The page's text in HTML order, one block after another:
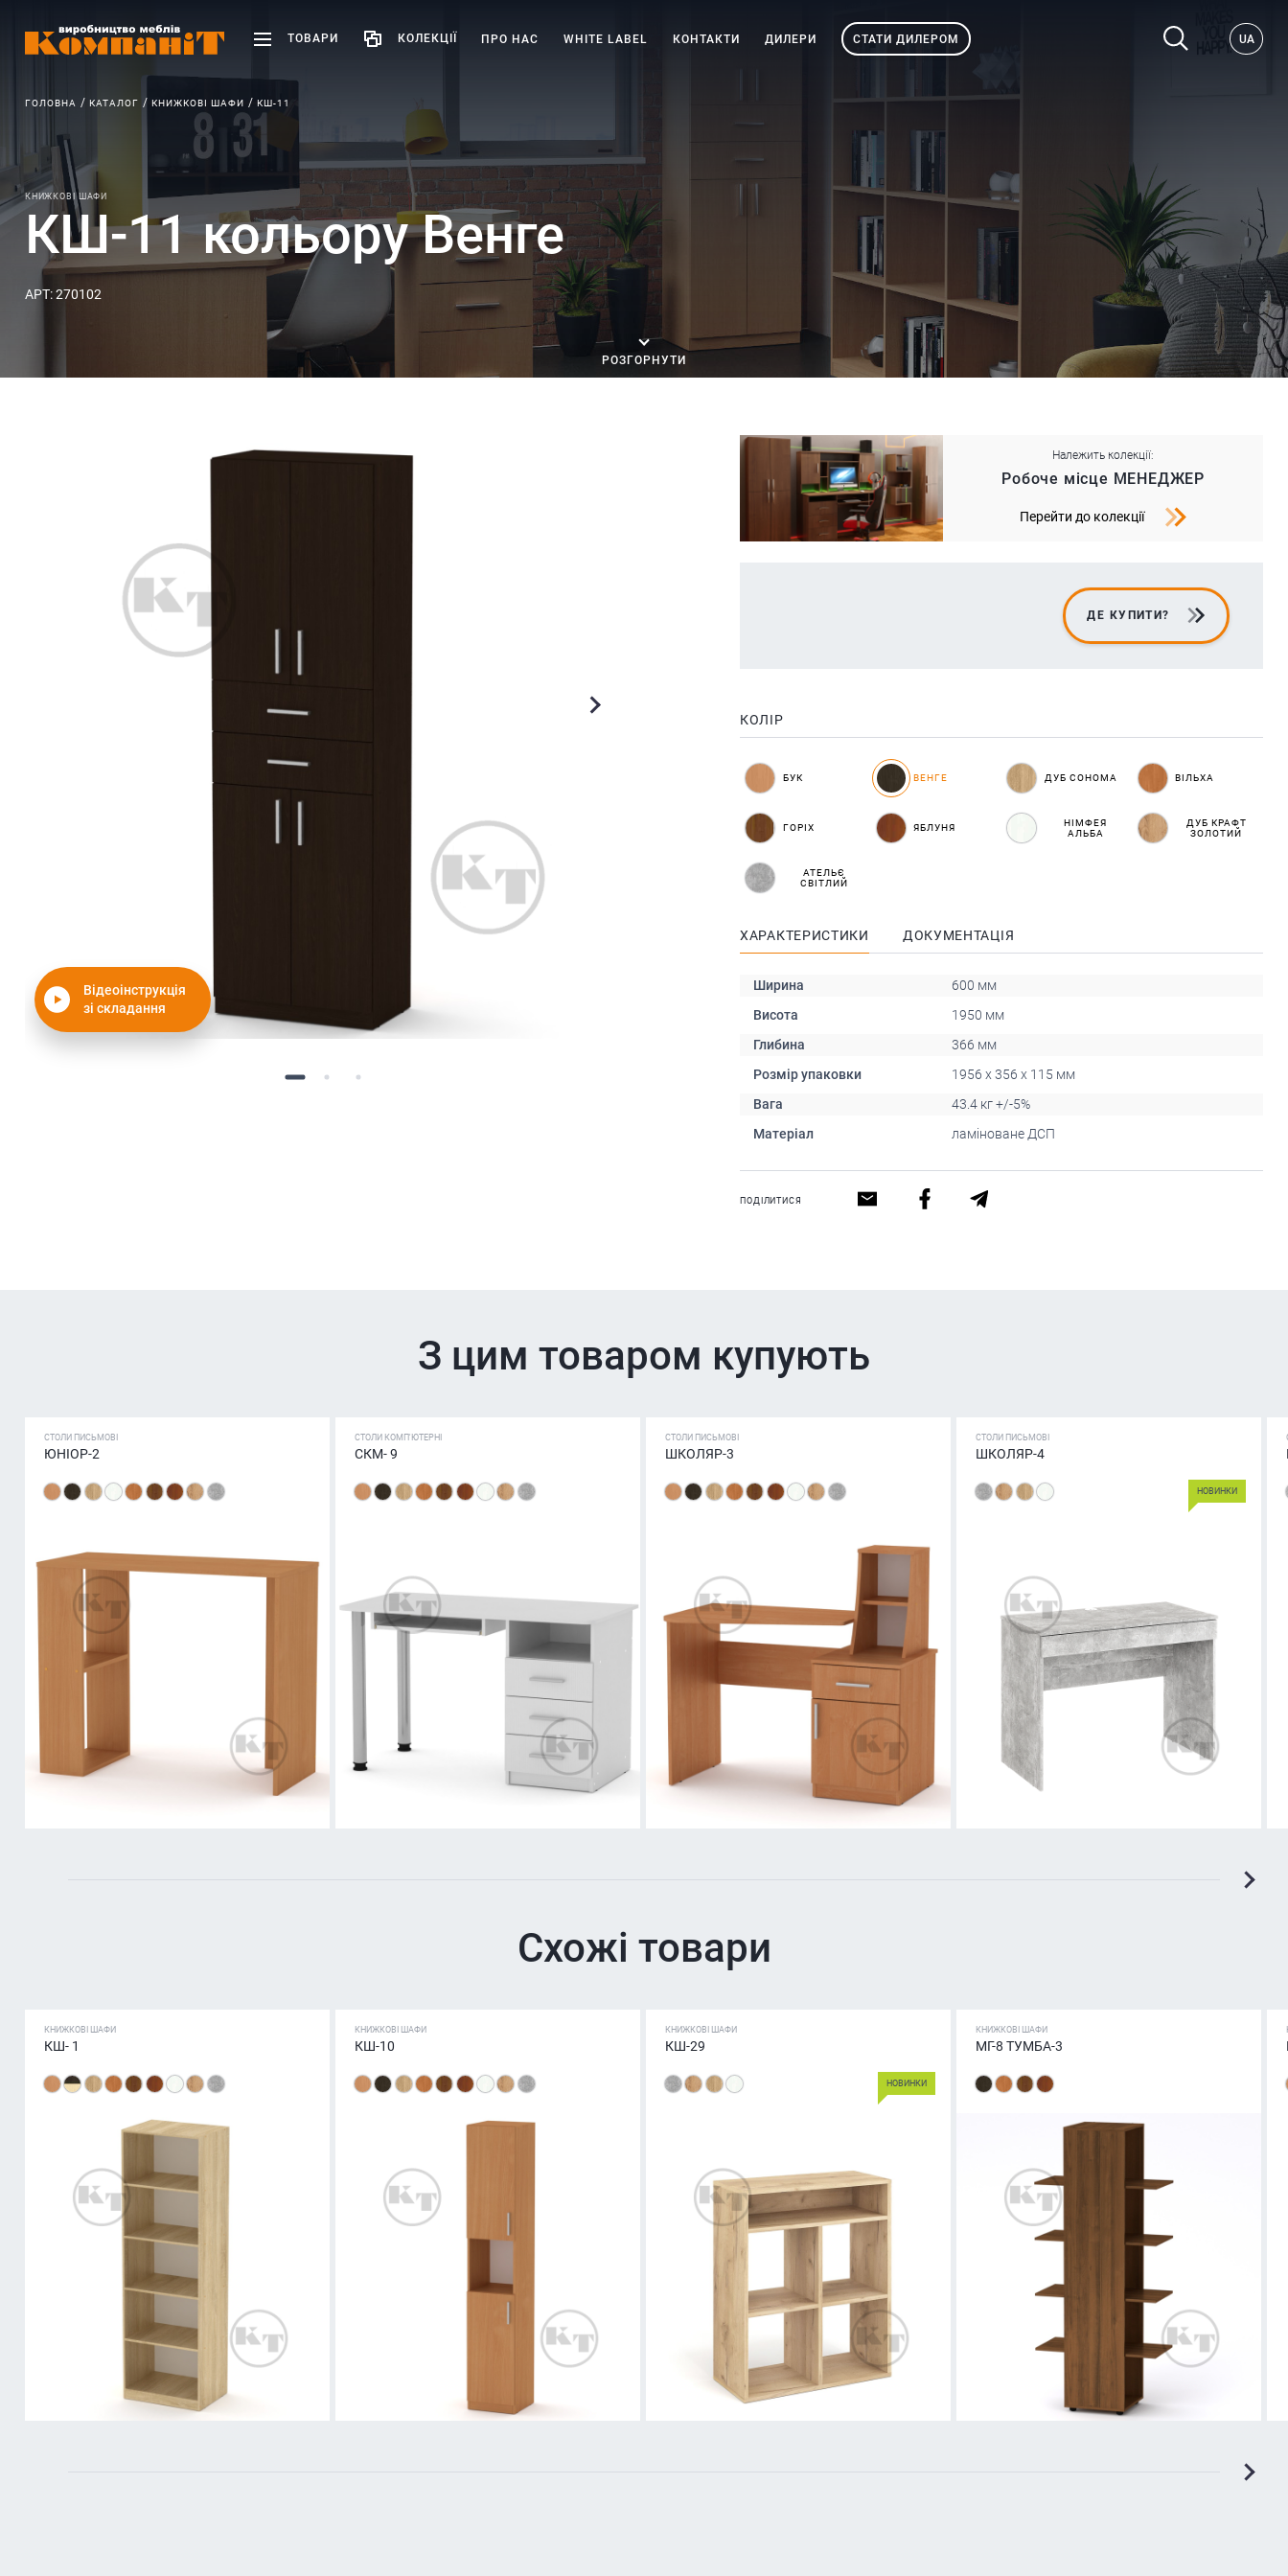
ТОВАРИ КОЛЕКЦІЇ ПРО НАС WHITE LABEL КОНТАКТИ ДИЛЕРИ СТАТИ ДИЛЕРОМ UA
ГОЛОВНА КАТАЛОГ КНИЖКОВІ ШАФИ КШ-11
КНИЖКОВІ ШАФИ
КШ-11 кольору Венге
АРТ: 270102
РОЗГОРНУТИ
Відеоінструкція
зі складання
Належить колекції:
Робоче місце МЕНЕДЖЕР
Перейти до колекції
ДЕ КУПИТИ?
КОЛІР
БУК ВЕНГЕ ДУБ СОНОМА ВІЛЬХА
ГОРІХ ЯБЛУНЯ
НІМФЕЯ
АЛЬБА
ДУБ КРАФТ
ЗОЛОТИЙ
АТЕЛЬЄ
СВІТЛИЙ
ХАРАКТЕРИСТИКИ ДОКУМЕНТАЦІЯ
Ширина
600 мм
Висота
1950 мм
Глибина
366 мм
Розмір упаковки
1956 x 356 x 115 мм
Вага
43.4 кг +/-5%
Матеріал
ламіноване ДСП
ПОДІЛИТИСЯ
З цим товаром купують
СТОЛИ ПИСЬМОВІ
ЮНІОР-2
СТОЛИ КОМП'ЮТЕРНІ
СКМ- 9
СТОЛИ ПИСЬМОВІ
ШКОЛЯР-3
СТОЛИ ПИСЬМОВІ
ШКОЛЯР-4
НОВИНКИ
Схожі товари
КНИЖКОВІ ШАФИ
КШ- 1
КНИЖКОВІ ШАФИ
КШ-10
КНИЖКОВІ ШАФИ
КШ-29
НОВИНКИ
КНИЖКОВІ ШАФИ
МГ-8 ТУМБА-3